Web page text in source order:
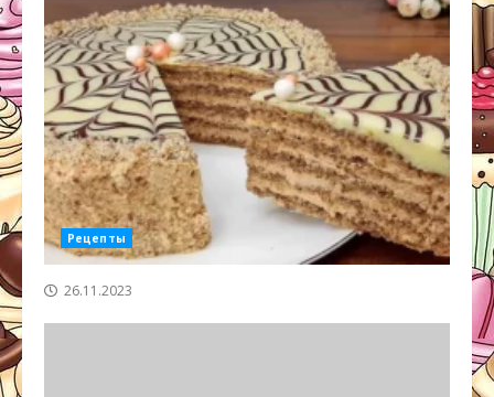
Рецепты
26.11.2023